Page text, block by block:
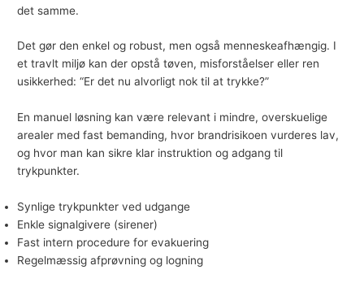
det samme.
Det gør den enkel og robust, men også menneskeafhængig. I
et travlt miljø kan der opstå tøven, misforståelser eller ren
usikkerhed: “Er det nu alvorligt nok til at trykke?”
En manuel løsning kan være relevant i mindre, overskuelige
arealer med fast bemanding, hvor brandrisikoen vurderes lav,
og hvor man kan sikre klar instruktion og adgang til
trykpunkter.
Synlige trykpunkter ved udgange
Enkle signalgivere (sirener)
Fast intern procedure forevakuering
Regelmæssig afprøvning og logning